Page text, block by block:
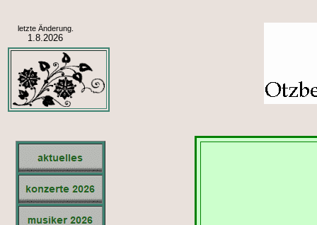
letzte Änderung.
1.8.2026